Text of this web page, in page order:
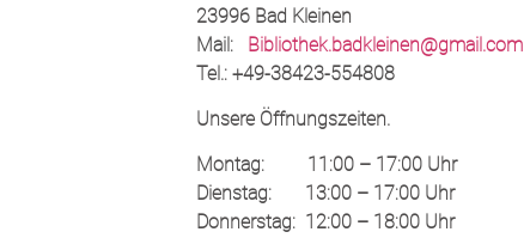
23996 Bad Kleinen
Mail: Bibliothek.badkleinen@gmail.com
Tel.: +49-38423-554808
Unsere Öffnungszeiten.
Montag: 11:00 – 17:00 Uhr
Dienstag: 13:00 – 17:00 Uhr
Donnerstag: 12:00 – 18:00 Uhr